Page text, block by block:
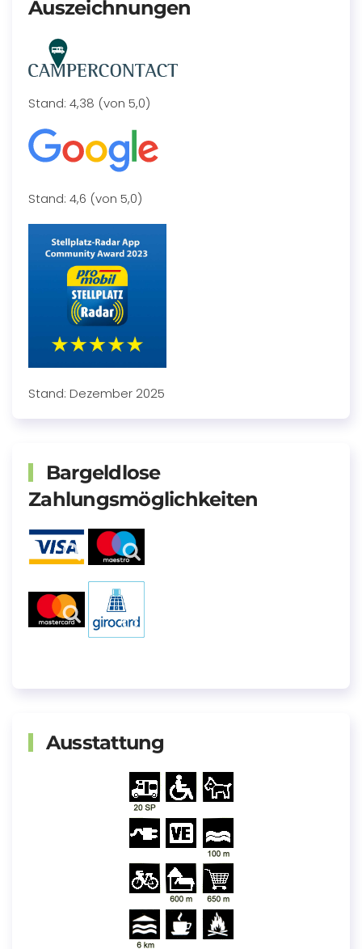
Auszeichnungen
Stand: 4,38 (von 5,0)
Stand: 4,6 (von 5,0)
Stand: Dezember 2025
Bargeldlose
Zahlungsmöglichkeiten
Ausstattung